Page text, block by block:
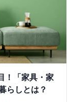
！「家具・家
らしとは？